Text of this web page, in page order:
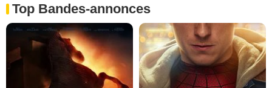
Top Bandes-annonces